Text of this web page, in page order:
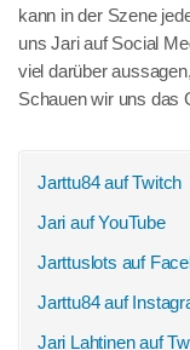
kann in der Szene
uns Jari auf Social
viel darüber
Schauen wir uns das
Jarttu84 auf Twitch
Jari auf YouTube
Jarttuslots auf
Jarttu84 auf
Jari Lahtinen auf